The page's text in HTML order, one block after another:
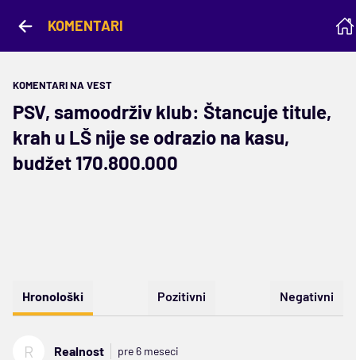
KOMENTARI
KOMENTARI NA VEST
PSV, samoodrživ klub: Štancuje titule,
krah u LŠ nije se odrazio na kasu,
budžet 170.800.000
Hronološki Pozitivni Negativni
R Realnost pre 6 meseci